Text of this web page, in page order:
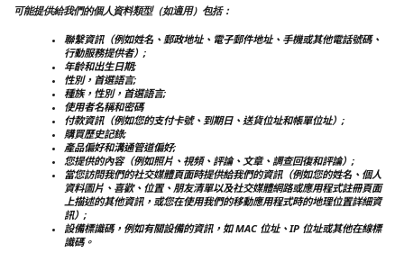
可能提供給我們的個人資料類型（如適用）包括：
聯繫資訊（例如姓名、郵政地址、電子郵件地址、手機或其他電話號碼、
行動服務提供者）;
年齡和出生日期;
性別，首選語言;
種族，性別，首選語言;
使用者名稱和密碼
付款資訊（例如您的支付卡號、到期日、送貨位址和帳單位址）;
購買歷史記錄;
產品偏好和溝通管道偏好;
您提供的內容（例如照片、視頻、評論、文章、調查回復和評論）;
當您訪問我們的社交媒體頁面時提供給我們的資訊（例如您的姓名、個人
資料圖片、喜歡、位置、朋友清單以及社交媒體網路或應用程式註冊頁面
上描述的其他資訊，或您在使用我們的移動應用程式時的地理位置詳細資
訊）;
設備標識碼，例如有關設備的資訊，如 MAC 位址、IP 位址或其他在線標
識碼。